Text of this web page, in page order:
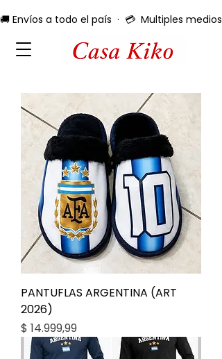
🚚 Envíos a todo el país  ·  💳  Multiples
PANTUFLAS ARGENTINA (ART
2026)
Precio
$ 14.999,99